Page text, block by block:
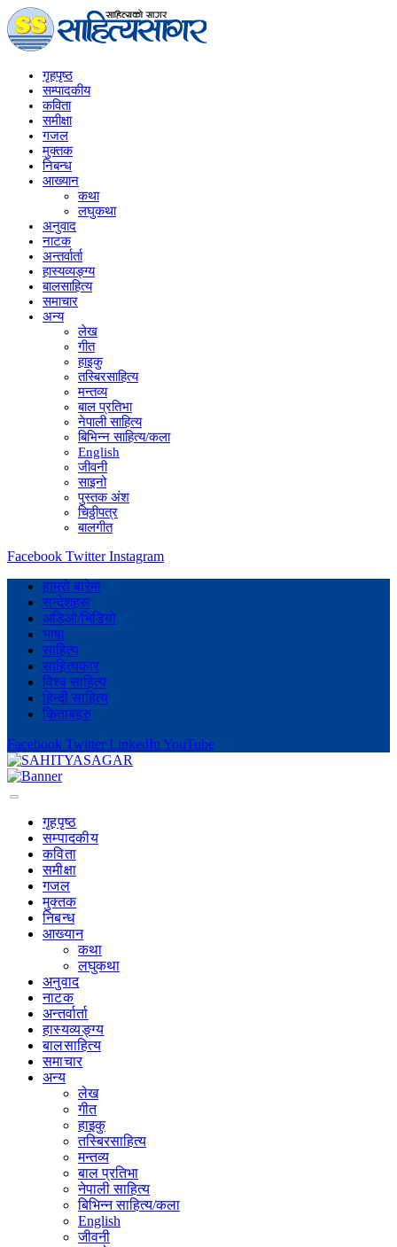
गृहपृष्‍ठ
सम्पादकीय
कविता
समीक्षा
गजल
मुक्तक
निबन्ध
आख्यान
कथा
लघुकथा
अनुवाद
नाटक
अन्तर्वार्ता
हास्यव्यङ्ग्य
बालसाहित्य
समाचार
अन्य
लेख
गीत
हाइकु
तस्बिरसाहित्य
मन्तव्य
बाल प्रतिभा
नेपाली साहित्य
बिभिन्न साहित्य/कला
English
जीवनी
साइनो
पुस्तक अंश
चिठ्ठीपत्र
बालगीत
Facebook Twitter Instagram
हाम्रो बारेमा
सन्देशहरू
अडिओ/भिडियो
भाषा
साहित्य
साहित्यकार
विश्व साहित्य
हिन्दी साहित्य
किताबहरु
Facebook Twitter LinkedIn YouTube
गृहपृष्‍ठ
सम्पादकीय
कविता
समीक्षा
गजल
मुक्तक
निबन्ध
आख्यान
कथा
लघुकथा
अनुवाद
नाटक
अन्तर्वार्ता
हास्यव्यङ्ग्य
बालसाहित्य
समाचार
अन्य
लेख
गीत
हाइकु
तस्बिरसाहित्य
मन्तव्य
बाल प्रतिभा
नेपाली साहित्य
बिभिन्न साहित्य/कला
English
जीवनी